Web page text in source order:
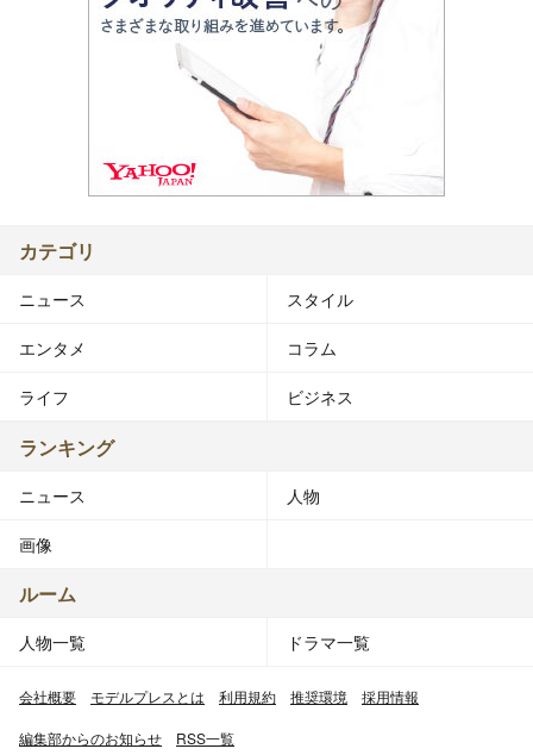
カテゴリ
ニュース スタイル
エンタメ コラム
ライフ ビジネス
ランキング
ニュース 人物
画像
ルーム
人物一覧 ドラマ一覧
会社概要 モデルプレスとは 利用規約 推奨環境 採用情報
編集部からのお知らせ RSS一覧